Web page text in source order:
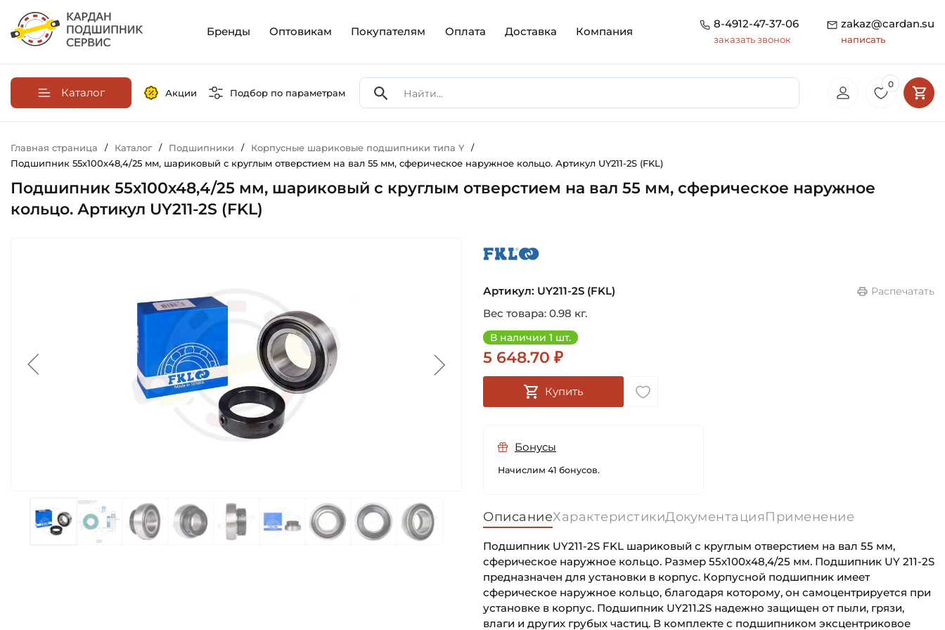
Бренды Оптовикам Покупателям Оплата Доставка Компания
8-4912-47-37-06
заказать звонок
zakaz@cardan.su
написать
Каталог Акции Подбор по параметрам
0
Главная страница / Каталог / Подшипники / Корпусные шариковые подшипники типа Y /
Подшипник 55х100х48,4/25 мм, шариковый с круглым отверстием на вал 55 мм, сферическое наружное кольцо. Артикул UY211-2S (FKL)
Подшипник 55х100х48,4/25 мм, шариковый с круглым отверстием на вал 55 мм, сферическое наружное
кольцо. Артикул UY211-2S (FKL)
Артикул: UY211-2S (FKL)
Распечатать
Вес товара: 0.98 кг.
В наличии 1 шт.
5 648.70 ₽
Купить
Бонусы
Начислим 41 бонусов.
ОписаниеХарактеристики Применение
Документация
Подшипник UY211-2S FKL шариковый с круглым отверстием на вал 55 мм,
сферическое наружное кольцо. Размер 55х100х48,4/25 мм. Подшипник UY 211-2S
предназначен для установки в корпус. Корпусной подшипник имеет
сферическое наружное кольцо, благодаря которому, он самоцентрируется при
установке в корпус. Подшипник UY211.2S надежно защищен от пыли, грязи,
влаги и других грубых частиц. В комплекте с подшипником эксцентриковое